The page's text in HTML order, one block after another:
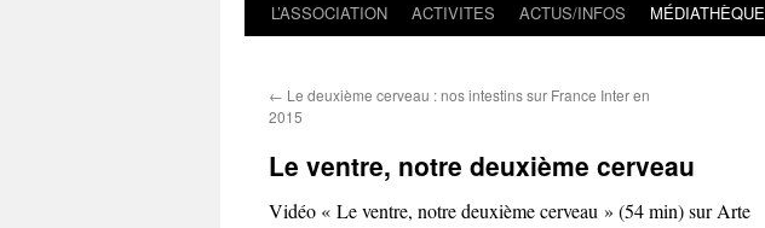
L’ASSOCIATION ACTIVITES ACTUS/INFOS MÉDIATHÈQUE
← Le deuxième cerveau : nos intestins sur France Inter en
2015
Le ventre, notre deuxième cerveau
Vidéo « Le ventre, notre deuxième cerveau » (54 min) sur Arte